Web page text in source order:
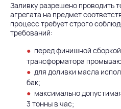
Заливку разрешено проводить
агрегата на предмет
процесс требует строго
требований:
перед финишной
трансформатора
для доливки масла
бак;
максимально
3 тонны в час;